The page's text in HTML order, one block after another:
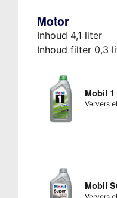
Motor
Inhoud 4,1 liter
Inhoud filter 0,3
Mobil 1
Ververs
Mobil